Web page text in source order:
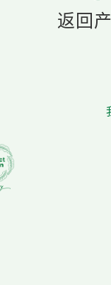
返回